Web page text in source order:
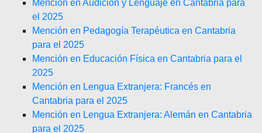
Mención en Audición y Lenguaje en Cantabria para
el 2025
Mención en Pedagogía Terapéutica en Cantabria
para el 2025
Mención en Educación Física en Cantabria para el
2025
Mención en Lengua Extranjera: Francés en
Cantabria para el 2025
Mención en Lengua Extranjera: Alemán en Cantabria
para el 2025